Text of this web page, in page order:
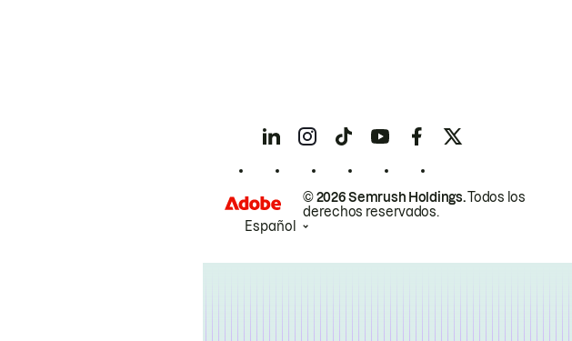
© 2026 Semrush Holdings.Todos los
derechos reservados.
Español